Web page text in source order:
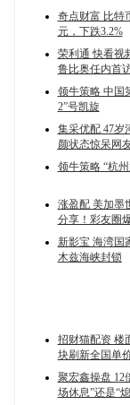
奇点财富 比特
元，下跌3.2%
荣利通 快看视
鲁比奥任内首
领牛策略 中国
2”号凯旋
集采优配 47岁
颜状态惊呆网
领牛策略 “杭
涨盈配 美加墨
分享！彩友圈
新影宝 海湾国
木兹海峡封锁
招财猫配资 楼
块刷新全国单
聚宏鑫操盘 12
场休息”还是“